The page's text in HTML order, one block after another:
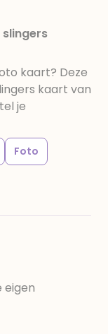
kaart? Deze
kaart van
je
Foto
eigen